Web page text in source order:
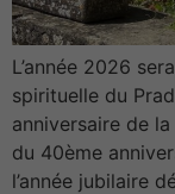
L’année 2026
spirituelle du
anniversaire de
du 40ème
l’année jubilaire